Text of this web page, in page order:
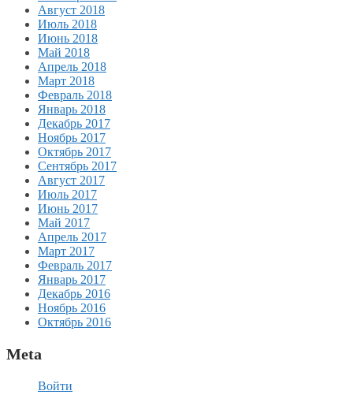
Август 2018
Июль 2018
Июнь 2018
Май 2018
Апрель 2018
Март 2018
Февраль 2018
Январь 2018
Декабрь 2017
Ноябрь 2017
Октябрь 2017
Сентябрь 2017
Август 2017
Июль 2017
Июнь 2017
Май 2017
Апрель 2017
Март 2017
Февраль 2017
Январь 2017
Декабрь 2016
Ноябрь 2016
Октябрь 2016
Meta
Войти